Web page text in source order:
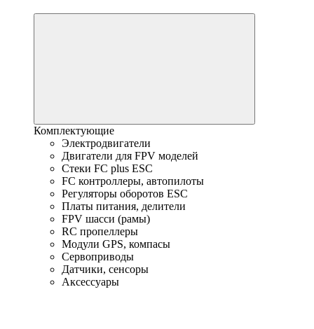
Комплектующие
Электродвигатели
Двигатели для FPV моделей
Стеки FC plus ESC
FC контроллеры, автопилоты
Регуляторы оборотов ESC
Платы питания, делители
FPV шасси (рамы)
RC пропеллеры
Модули GPS, компасы
Сервоприводы
Датчики, сенсоры
Аксессуары